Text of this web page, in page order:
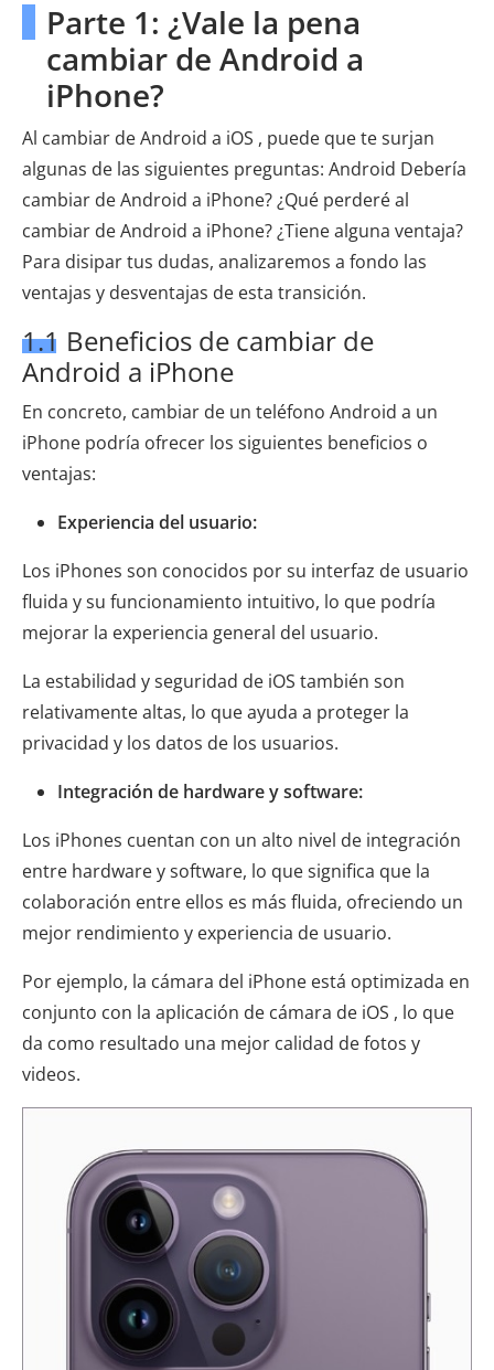
Parte 1: ¿Vale la pena
cambiar de Android a
iPhone?
Al cambiar de Android a iOS , puede que te surjan
algunas de las siguientes preguntas: Android Debería
cambiar de Android a iPhone? ¿Qué perderé al
cambiar de Android a iPhone? ¿Tiene alguna ventaja?
Para disipar tus dudas, analizaremos a fondo las
ventajas y desventajas de esta transición.
1.1 Beneficios de cambiar de
Android a iPhone
En concreto, cambiar de un teléfono Android a un
iPhone podría ofrecer los siguientes beneficios o
ventajas:
Experiencia del usuario:
Los iPhones son conocidos por su interfaz de usuario
fluida y su funcionamiento intuitivo, lo que podría
mejorar la experiencia general del usuario.
La estabilidad y seguridad de iOS también son
relativamente altas, lo que ayuda a proteger la
privacidad y los datos de los usuarios.
Integración de hardware y software:
Los iPhones cuentan con un alto nivel de integración
entre hardware y software, lo que significa que la
colaboración entre ellos es más fluida, ofreciendo un
mejor rendimiento y experiencia de usuario.
Por ejemplo, la cámara del iPhone está optimizada en
conjunto con la aplicación de cámara de iOS , lo que
da como resultado una mejor calidad de fotos y
videos.